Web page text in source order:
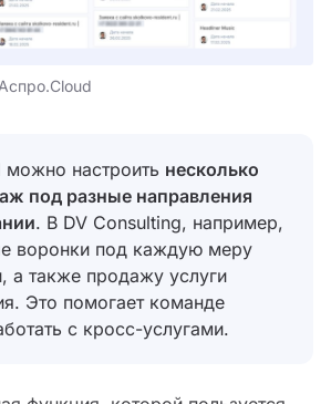
настроить несколько
под разные направления
. В DV Consulting, например,
воронки под каждую меру
а также продажу услуги
Это помогает команде
с кросс-услугами.